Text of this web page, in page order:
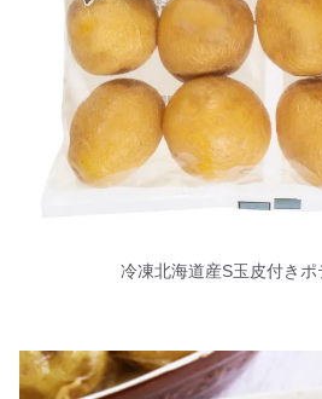
冷凍北海道産S玉皮付きポ